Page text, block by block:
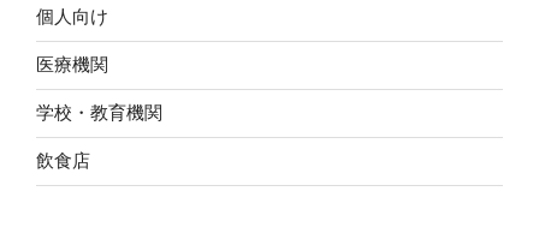
個人向け
医療機関
学校・教育機関
飲食店